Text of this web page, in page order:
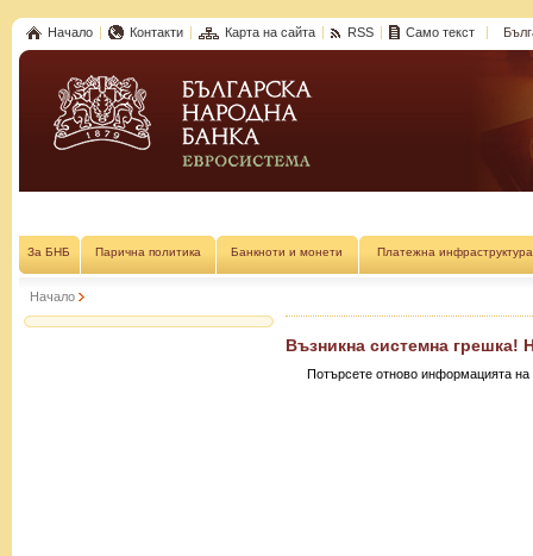
Начало Контакти Карта на сайта RSS Само текст
За БНБ Парична политика Банкноти и монети Платежна инфраструктура
Начало
Възникна системна грешка!
Потърсете отново информацията на